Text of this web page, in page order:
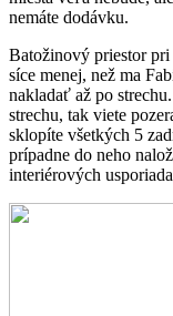
nemáte dodávku.
Batožinový priestor pri
síce menej, než ma
nakladať až po
strechu, tak viete
sklopíte všetkých 5
prípadne do neho
interiérových